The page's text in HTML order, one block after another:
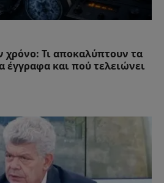
χρόνο: Τι αποκαλύπτουν τα
έγγραφα και πού τελειώνει